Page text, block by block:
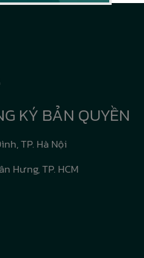
KÝ BẢN QUYỀN
TP. Hà Nội
Hưng, TP. HCM